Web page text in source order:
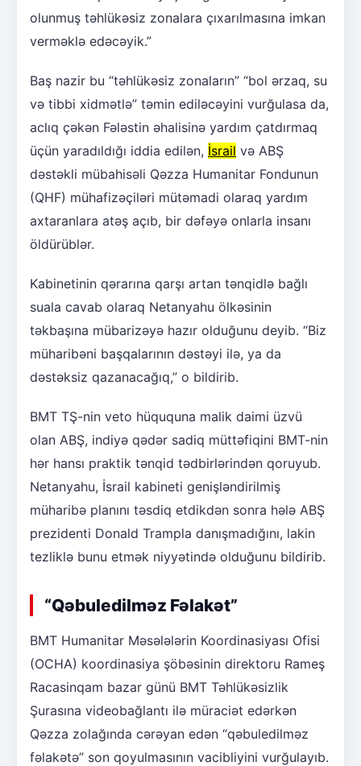
olunmuş təhlükəsiz zonalara çıxarılmasına imkan
verməklə edəcəyik.”
Baş nazir bu “təhlükəsiz zonaların” “bol ərzaq, su
və tibbi xidmətlə” təmin ediləcəyini vurğulasa da,
aclıq çəkən Fələstin əhalisinə yardım çatdırmaq
üçün yaradıldığı iddia edilən, İsrail və ABŞ
dəstəkli mübahisəli Qəzza Humanitar Fondunun
(QHF) mühafizəçiləri mütəmadi olaraq yardım
axtaranlara atəş açıb, bir dəfəyə onlarla insanı
öldürüblər.
Kabinetinin qərarına qarşı artan tənqidlə bağlı
suala cavab olaraq Netanyahu ölkəsinin
təkbaşına mübarizəyə hazır olduğunu deyib. “Biz
müharibəni başqalarının dəstəyi ilə, ya da
dəstəksiz qazanacağıq,” o bildirib.
BMT TŞ-nin veto hüququna malik daimi üzvü
olan ABŞ, indiyə qədər sadiq müttəfiqini BMT-nin
hər hansı praktik tənqid tədbirlərindən qoruyub.
Netanyahu, İsrail kabineti genişləndirilmiş
müharibə planını təsdiq etdikdən sonra hələ ABŞ
prezidenti Donald Trampla danışmadığını, lakin
tezliklə bunu etmək niyyətində olduğunu bildirib.
“Qəbuledilməz Fəlakət”
BMT Humanitar Məsələlərin Koordinasiyası Ofisi
(OCHA) koordinasiya şöbəsinin direktoru Rameş
Racasinqam bazar günü BMT Təhlükəsizlik
Şurasına videobağlantı ilə müraciət edərkən
Qəzza zolağında cərəyan edən “qəbuledilməz
fəlakətə” son qoyulmasının vacibliyini vurğulayıb.